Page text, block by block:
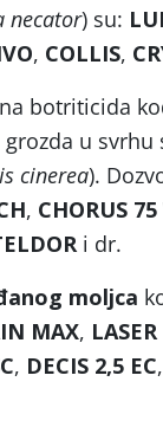
necator) su:
, COLLIS,
botriticida
u svrhu
cinerea).
, CHORUS 75
i dr.
moljca
MAX, LASER
, DECIS 2,5 EC,